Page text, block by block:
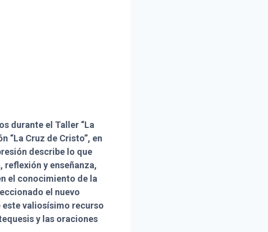
durante el Taller “La
“La Cruz de Cristo”, en
describe lo que
y enseñanza,
el conocimiento de la
el nuevo
valiosísimo recurso
y las oraciones